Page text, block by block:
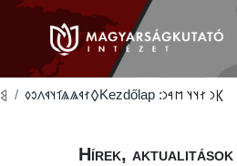
𐲞𐳙 𐳐𐳦𐳦 𐳮𐳀𐳙:
Kezdőlap
‮𐲓𐳐𐳁𐳖𐳖𐳑𐳦𐳁𐳤𐳛𐳓
Hírek,